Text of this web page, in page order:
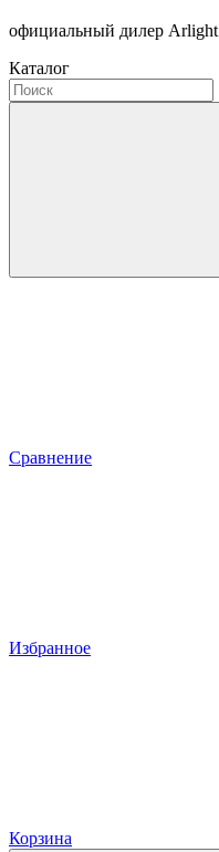
официальный дилер Arlight
Каталог
Сравнение
Избранное
Корзина